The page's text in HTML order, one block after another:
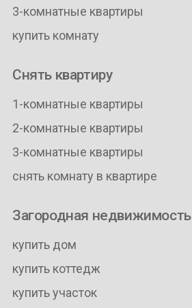
3-комнатные квартиры
купить комнату
Снять квартиру
1-комнатные квартиры
2-комнатные квартиры
3-комнатные квартиры
снять комнату в квартире
Загородная недвижимость
купить дом
купить коттедж
купить участок